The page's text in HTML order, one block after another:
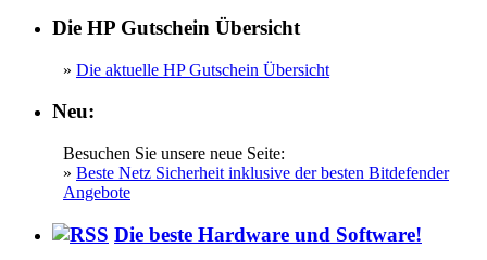
Die HP Gutschein Übersicht
» Die aktuelle HP Gutschein Übersicht
Neu:
Besuchen Sie unsere neue Seite:
» Beste Netz Sicherheit inklusive der besten Bitdefender
Angebote
Die beste Hardware und Software!